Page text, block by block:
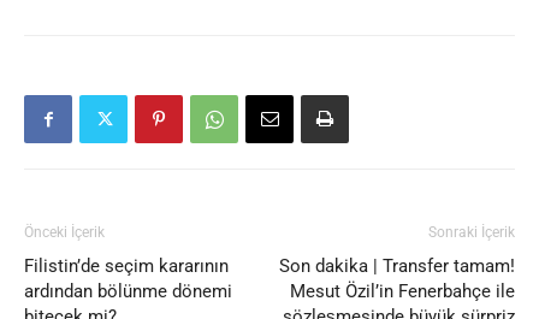
Önceki İçerik
Filistin’de seçim kararının
ardından bölünme dönemi
Sonraki İçerik
Son dakika | Transfer tamam!
Mesut Özil’in Fenerbahçe ile